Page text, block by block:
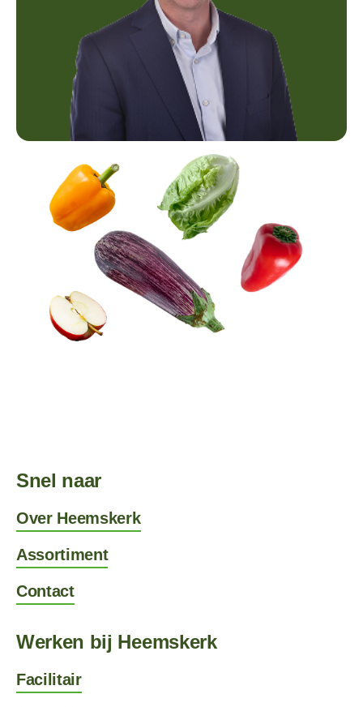
Snel naar
Over Heemskerk
Assortiment
Contact
Werken bij Heemskerk
Facilitair